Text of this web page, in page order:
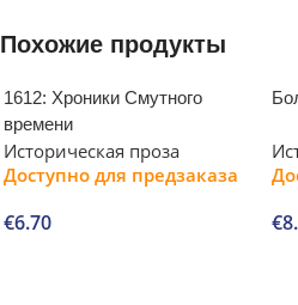
Похожие продукты
1612: Хроники Смутного
времени
Историческая проза
Доступно для предзаказа
€6.70 €